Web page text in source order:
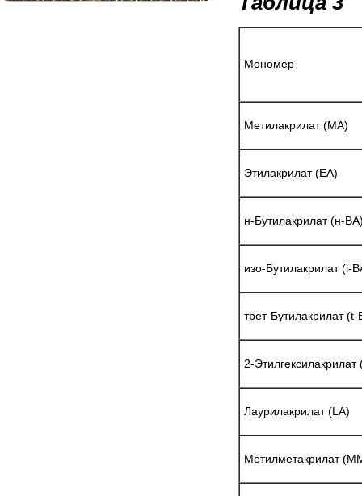
Мономер
Метилакрилат (МА)
Этилакрилат (ЕА)
н-Бутилакрилат (н-
изо-Бутилакрилат (і-
трет-Бутилакрилат (t-
2-
Лаурилакрилат (LA)
Метилметакрилат